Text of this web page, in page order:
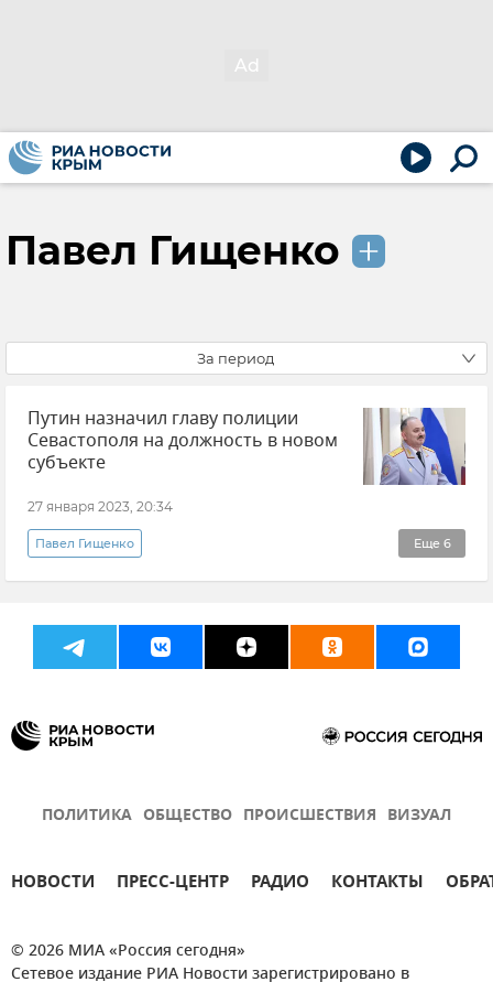
Павел Гищенко
За период
Путин назначил главу полиции
Севастополя на должность в новом
субъекте
27 января 2023, 20:34
Еще 6
Павел Гищенко
Кадровые перестановки во властных структурах Крыма и Севастополя
Новости Крыма
Крым в истории: секреты, факты, фото
УМВД России по Севастополю
ПОЛИТИКА ОБЩЕСТВО ПРОИСШЕСТВИЯ ВИЗУАЛ
НОВОСТИ ПРЕСС-ЦЕНТР РАДИО КОНТАКТЫ
© 2026 МИА «Россия сегодня»
Сетевое издание РИА Новости зарегистрировано в